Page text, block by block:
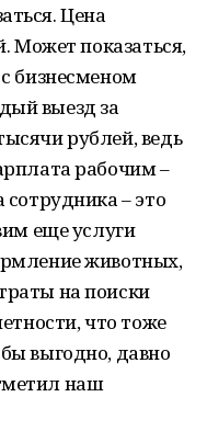
Цена
Может показаться,
бизнесменом
выезд за
рублей, ведь
рабочим –
– это
еще услуги
животных,
на поиски
что тоже
выгодно, давно
наш